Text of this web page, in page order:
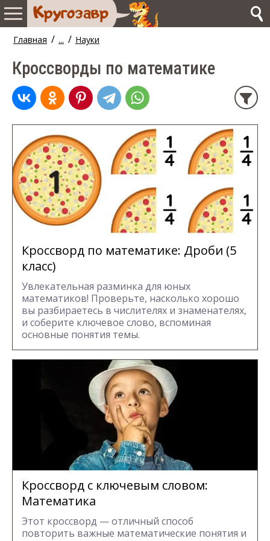
Главная / ... / Науки
Кроссворды по математике
Кроссворд по математике: Дроби (5
класс)
Увлекательная разминка для юных
математиков! Проверьте, насколько хорошо
вы разбираетесь в числителях и знаменателях,
и соберите ключевое слово, вспоминая
основные понятия темы.
Кроссворд с ключевым словом:
Математика
Этот кроссворд — отличный способ
повторить важные математические понятия и